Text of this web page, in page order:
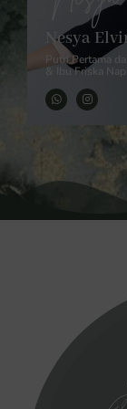
Nesya
Putri Pertama
& Ibu Friska